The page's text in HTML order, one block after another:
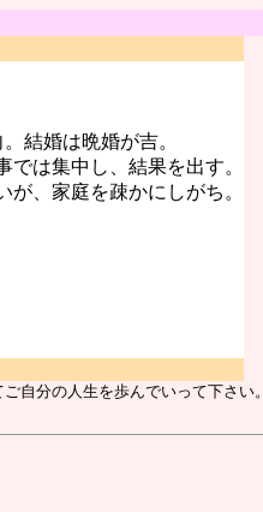
結婚は晩婚が吉。
は集中し、結果を出す。
、家庭を疎かにしがち。
自分の人生を歩んでいって下さい。